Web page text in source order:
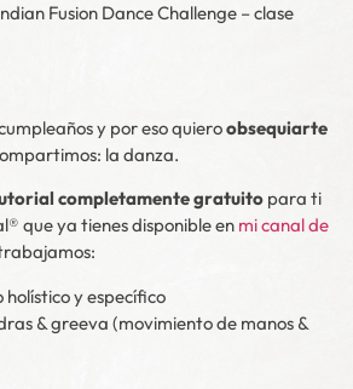
Fusion Dance Challenge – clase
y por eso quieroobsequiarte
la danza.
completamente gratuito para ti
que ya tienes disponible en mi canal de
y específico
& greeva (movimiento de manos &